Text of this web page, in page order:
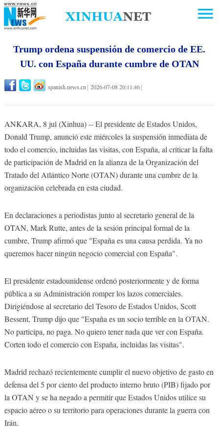
Trump ordena suspensión de comercio de EE.
UU. con España durante cumbre de OTAN
spanish.news.cn 2026-07-08 20:11:46
ANKARA, 8 jul (Xinhua) -- El presidente de Estados Unidos,
Donald Trump, anunció este miércoles la suspensión inmediata de
todo el comercio, incluidas las visitas, con España, al criticar la falta
de participación de Madrid en la alianza de la Organización del
Tratado del Atlántico Norte (OTAN) durante una cumbre de la
organización celebrada en esta ciudad.
En declaraciones a periodistas junto al secretario general de la
OTAN, Mark Rutte, antes de la sesión principal formal de la
cumbre, Trump afirmó que "España es una causa perdida. Ya no
queremos hacer ningún negocio comercial con España".
El presidente estadounidense ordenó posteriormente y de forma
pública a su Administración romper los lazos comerciales.
Dirigiéndose al secretario del Tesoro de Estados Unidos, Scott
Bessent, Trump dijo que "España es un socio terrible en la OTAN.
No participa, no paga. No quiero tener nada que ver con España.
Corten todo el comercio con España, incluidas las visitas".
Madrid rechazó recientemente cumplir el nuevo objetivo de gasto en
defensa del 5 por ciento del producto interno bruto (PIB) fijado por
la OTAN y se ha negado a permitir que Estados Unidos utilice su
espacio aéreo o su territorio para operaciones durante la guerra con
Irán.